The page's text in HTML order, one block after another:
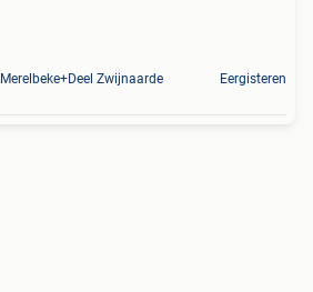
Merelbeke+Deel Zwijnaarde Eergisteren